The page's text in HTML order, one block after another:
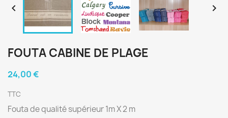
 
FOUTA CABINE DE PLAGE
24,00 €
TTC
Fouta de qualité supérieur 1m X 2 m